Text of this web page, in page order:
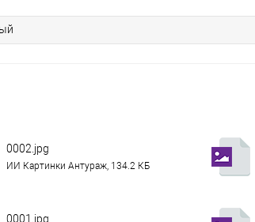
0002.jpg
ИИ Картинки Антураж, 134.2 КБ
0001.jpg